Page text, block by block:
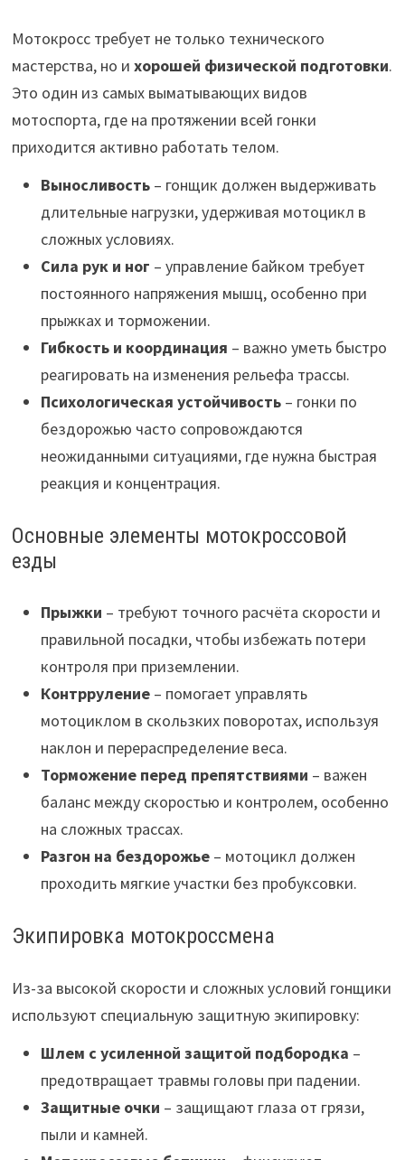
Мотокросс требует не только технического
мастерства, но и хорошей физической подготовки.
Это один из самых выматывающих видов
мотоспорта, где на протяжении всей гонки
приходится активно работать телом.
Выносливость– гонщик должен выдерживать
длительные нагрузки, удерживая мотоцикл в
сложных условиях.
Сила рук и ног – управление байком требует
постоянного напряжения мышц, особенно при
прыжках и торможении.
Гибкость и координация – важно уметь быстро
реагировать на изменения рельефа трассы.
Психологическая устойчивость– гонки по
бездорожью часто сопровождаются
неожиданными ситуациями, где нужна быстрая
реакция и концентрация.
Основные элементы мотокроссовой
езды
Прыжки – требуют точного расчёта скорости и
правильной посадки, чтобы избежать потери
контроля при приземлении.
Контрруление– помогает управлять
мотоциклом в скользких поворотах, используя
наклон и перераспределение веса.
Торможение перед препятствиями – важен
баланс между скоростью и контролем, особенно
на сложных трассах.
Разгон на бездорожье– мотоцикл должен
проходить мягкие участки без пробуксовки.
Экипировка мотокроссмена
Из-за высокой скорости и сложных условий гонщики
используют специальную защитную экипировку:
Шлем с усиленной защитой подбородка –
предотвращает травмы головы при падении.
Защитные очки – защищают глаза от грязи,
пыли и камней.